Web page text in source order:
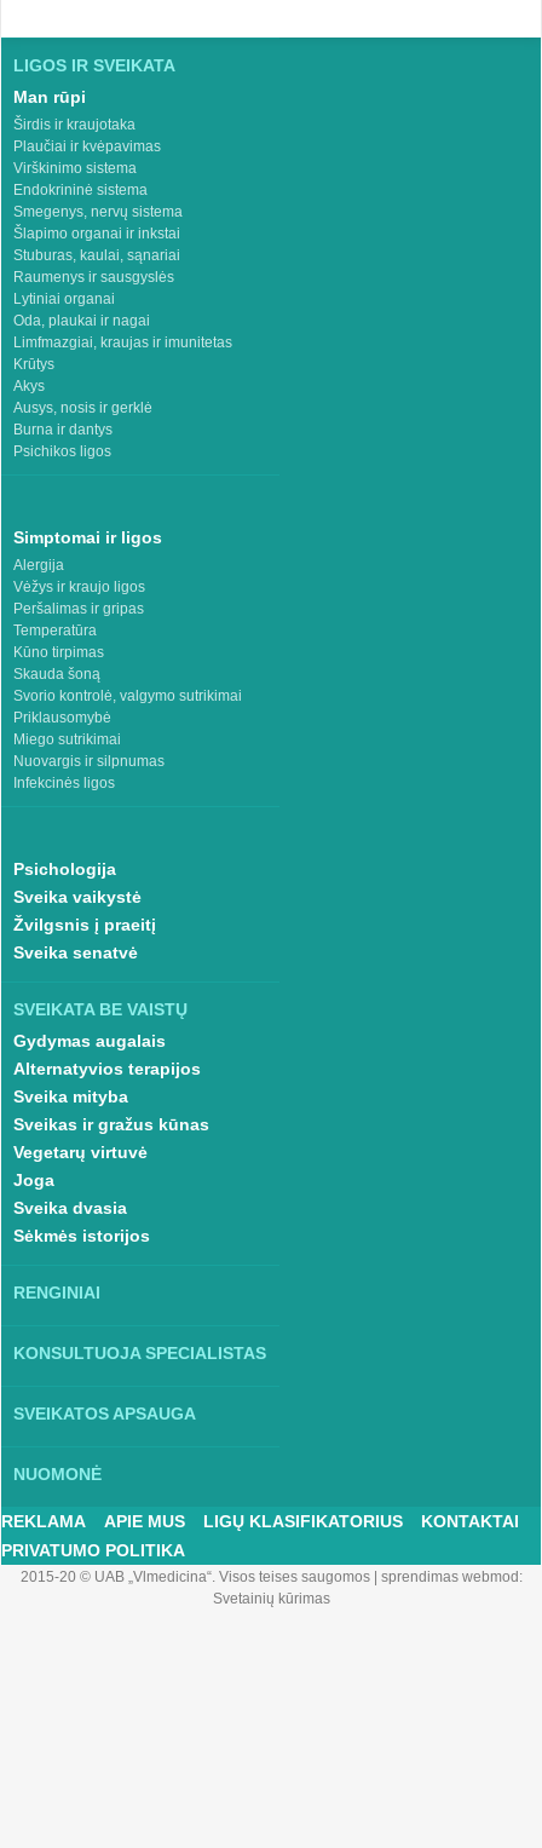
LIGOS IR SVEIKATA
Man rūpi
Širdis ir kraujotaka
Plaučiai ir kvėpavimas
Virškinimo sistema
Endokrininė sistema
Smegenys, nervų sistema
Šlapimo organai ir inkstai
Stuburas, kaulai, sąnariai
Raumenys ir sausgyslės
Lytiniai organai
Oda, plaukai ir nagai
Limfmazgiai, kraujas ir imunitetas
Krūtys
Akys
Ausys, nosis ir gerklė
Burna ir dantys
Psichikos ligos
Simptomai ir ligos
Alergija
Vėžys ir kraujo ligos
Peršalimas ir gripas
Temperatūra
Kūno tirpimas
Skauda šoną
Svorio kontrolė, valgymo sutrikimai
Priklausomybė
Miego sutrikimai
Nuovargis ir silpnumas
Infekcinės ligos
Psichologija
Sveika vaikystė
Žvilgsnis į praeitį
Sveika senatvė
SVEIKATA BE VAISTŲ
Gydymas augalais
Alternatyvios terapijos
Sveika mityba
Sveikas ir gražus kūnas
Vegetarų virtuvė
Joga
Sveika dvasia
Sėkmės istorijos
RENGINIAI
KONSULTUOJA SPECIALISTAS
SVEIKATOS APSAUGA
NUOMONĖ
REKLAMA APIE MUS LIGŲ KLASIFIKATORIUS
KONTAKTAI
PRIVATUMO POLITIKA
2015-20 © UAB „Vlmedicina“. Visos teises saugomos| sprendimas webmod:
Svetainių kūrimas